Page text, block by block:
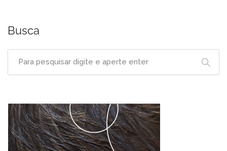
Busca